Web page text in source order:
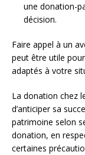
une donation-
décision.
Faire appel à un
peut être utile
adaptés à votre
La donation chez
d’anticiper sa
patrimoine selon
donation, en
certaines